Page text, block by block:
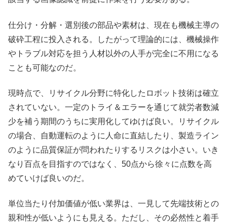
仕分け・分解・選別後の部品や素材は、現在も機械主導の
破砕工程に投入される。したがって理論的には、機械操作
やトラブル対応を担う人材以外の人手が完全に不用になる
ことも可能なのだ。
現時点で、リサイクル分野に特化したロボット技術は確立
されていない。一定のトライ＆エラーを通じて就労者数減
少を補う期間のうちに実用化してゆけば良い。リサイクル
の場合、自動運転のように人命に直結したり、製造ライン
のように品質保証が問われたりするリスクは小さい。いき
なり百点を目指すのではなく、50点から徐々に点数を高
めていけば良いのだ。
単位当たり付加価値が低い業界は、一見して先端技術との
親和性が低いようにも見える。ただし、その必然性と着手